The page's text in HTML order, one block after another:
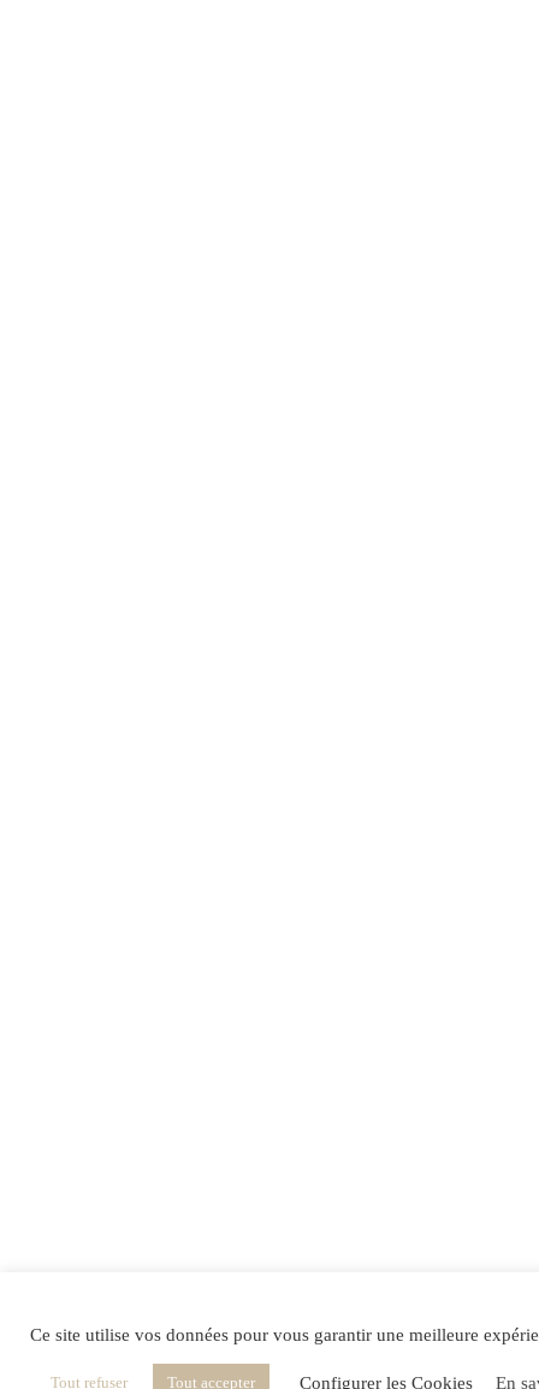
Ce site utilise vos données pour vous garantir une meilleure
Tout refuser Tout accepter Configurer les Cookies En